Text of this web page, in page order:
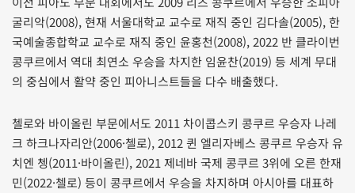
굴리악(2008), 현재 서울대학교 교수로 재직 중인 김다솔(2005), 한
국예술종합학교 교수로 재직 중인 윤홍천(2008), 2022 반 클라이번
콩쿠르에서 역대 최연소 우승을 차지한 임윤찬(2019) 등 세계 무대
의 중심에서 활약 중인 피아니스트들을 다수 배출했다.
첼로와 바이올린 부문에서도 2011 차이콥스키 콩쿠르 우승자 나레
크 하크나자리안(2006·첼로), 2012 퀸 엘리자베스 콩쿠르 우승자 유
치엔 쳉(2011·바이올린), 2021 제네바 국제 콩쿠르 3위에 오른 한재
민(2022·첼로) 등이 콩쿠르에서 우승을 차지하며 아시아를 대표하